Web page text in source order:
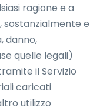
ragione e a
sostanzialmente e
danno,
quelle legali)
il Servizio
caricati
utilizzo